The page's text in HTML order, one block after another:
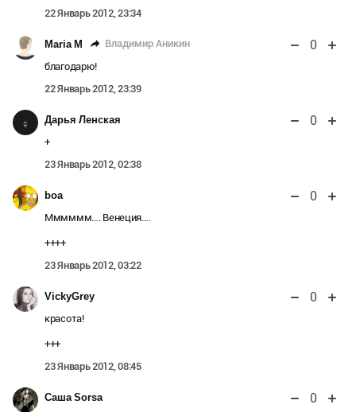
22 Январь 2012, 23:34
Maria M Владимир Аникин 0
благодарю!
22 Январь 2012, 23:39
Дарья Ленская 0
+
23 Январь 2012, 02:38
boa 0
Мммммм…. Венеция….
++++
23 Январь 2012, 03:22
VickyGrey 0
красота!
+++
23 Январь 2012, 08:45
Саша Sorsa 0